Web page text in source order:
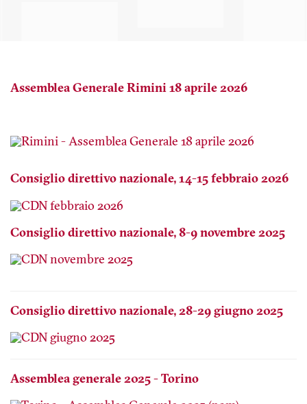
Assemblea Generale Rimini 18 aprile 2026
Consiglio direttivo nazionale, 14-15 febbraio 2026
Consiglio direttivo nazionale, 8-9 novembre 2025
Consiglio direttivo nazionale, 28-29 giugno 2025
Assemblea generale 2025 - Torino